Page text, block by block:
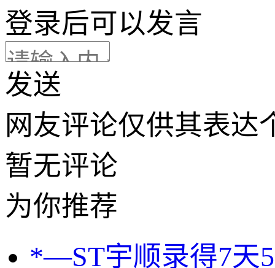
登录后可以发言
发送
网友评论仅供其表达
暂无评论
为你推荐
*—ST宇顺录得7天